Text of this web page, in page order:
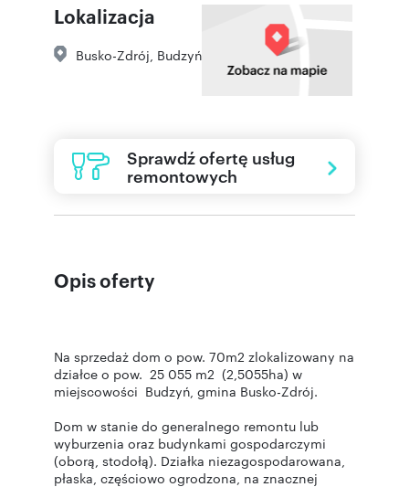
Lokalizacja
Busko-Zdrój Budzyń
Sprawdź ofertę usług
remontowych
Opis oferty
Na sprzedaż dom o pow. 70m2 zlokalizowany na
działce o pow. 25 055 m2 (2,5055ha) w
miejscowości Budzyń, gmina Busko-Zdrój.
Dom w stanie do generalnego remontu lub
wyburzenia oraz budynkami gospodarczymi
(oborą, stodołą). Działka niezagospodarowana,
płaska, częściowo ogrodzona, na znacznej